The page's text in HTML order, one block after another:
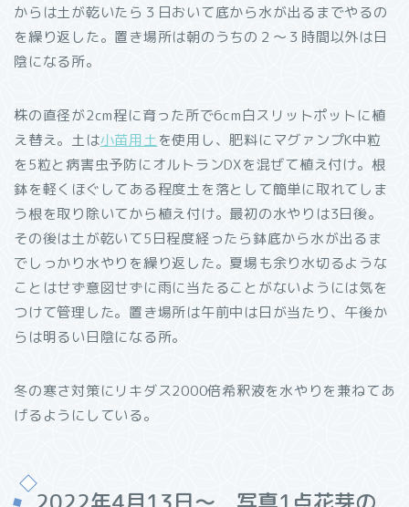
からは土が乾いたら３日おいて底から水が出るまでやるの
を繰り返した。置き場所は朝のうちの２～３時間以外は日
陰になる所。
株の直径が2cm程に育った所で6cm白スリットポットに植
え替え。土は小苗用土 を使用し、肥料にマグァンプK中粒
を5粒と病害虫予防にオルトランDXを混ぜて植え付け。根
鉢を軽くほぐしてある程度土を落として簡単に取れてしま
う根を取り除いてから植え付け。最初の水やりは3日後。
その後は土が乾いて5日程度経ったら鉢底から水が出るま
でしっかり水やりを繰り返した。夏場も余り水切るような
ことはせず意図せずに雨に当たることがないようには気を
つけて管理した。置き場所は午前中は日が当たり、午後か
らは明るい日陰になる所。
冬の寒さ対策にリキダス2000倍希釈液を水やりを兼ねてあ
げるようにしている。